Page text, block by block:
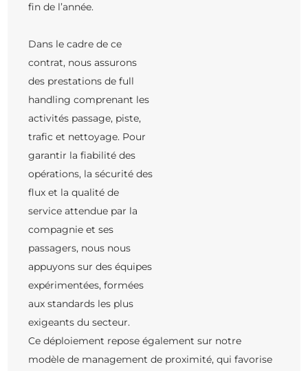
fin de l’année.
Dans le cadre de ce
contrat, nous assurons
des prestations de full
handling comprenant les
activités passage, piste,
trafic et nettoyage. Pour
garantir la fiabilité des
opérations, la sécurité des
flux et la qualité de
service attendue par la
compagnie et ses
passagers, nous nous
appuyons sur des équipes
expérimentées, formées
aux standards les plus
exigeants du secteur.
Ce déploiement repose également sur notre
modèle de management de proximité, qui favorise